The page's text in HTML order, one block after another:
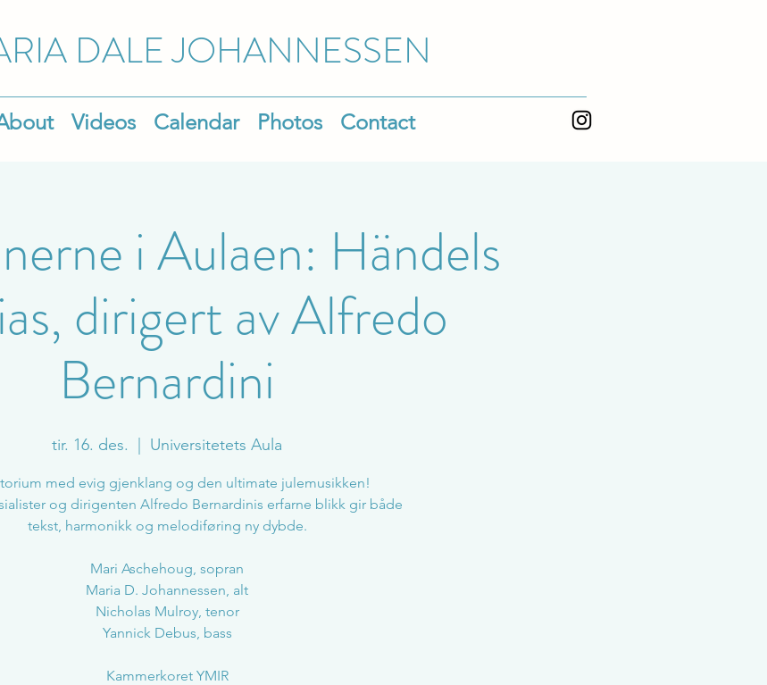
DALEJOHANNESSEN
Videos Calendar Photos Contact
i Aulaen: Händels
dirigert av Alfredo
Bernardini
tir. 16. des. Universitetets Aula
med evig gjenklang og den ultimate julemusikken!
og dirigenten Alfredo Bernardinis erfarne blikk gir både
tekst, harmonikk og melodiføring ny dybde.
Mari Aschehoug, sopran
Maria D. Johannessen, alt
Nicholas Mulroy, tenor
Yannick Debus, bass
Kammerkoret YMIR